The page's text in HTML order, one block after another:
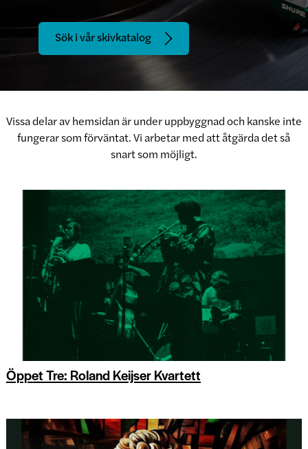
Sök i vår skivkatalog
Vissa delar av hemsidan är under uppbyggnad och kanske inte
fungerar som förväntat. Vi arbetar med att åtgärda det så
snart som möjligt.
Öppet Tre: Roland Keijser Kvartett